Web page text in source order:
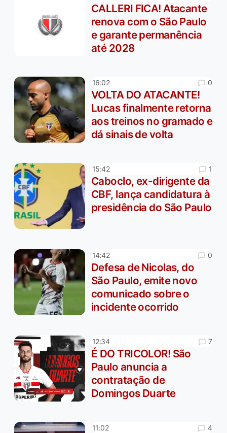
CALLERI FICA! Atacante
renova com o São Paulo
e garante permanência
até 2028
16:02 0
VOLTA DO ATACANTE!
Lucas finalmente retorna
aos treinos no gramado e
dá sinais de volta
15:42 1
Caboclo, ex-dirigente da
CBF, lança candidatura à
presidência do São Paulo
14:42 0
Defesa de Nicolas, do
São Paulo, emite novo
comunicado sobre o
incidente ocorrido
12:34 7
É DO TRICOLOR! São
Paulo anuncia a
contratação de
Domingos Duarte
11:02 4